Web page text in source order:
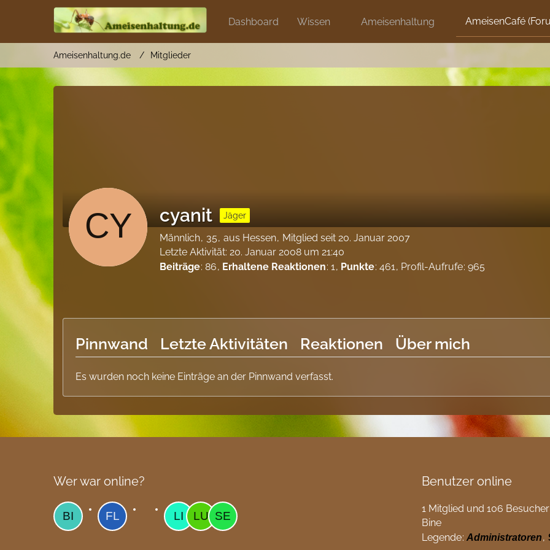
Dashboard Wissen Ameisenhaltung AmeisenCafé
Ameisenhaltung.de Mitglieder
cyanit Jäger
Männlich 35 aus Hessen Mitglied seit 20. Januar 2007
Letzte Aktivität:20. Januar 2008 um 21:40
Beiträge 86 Erhaltene Reaktionen 1 Punkte 461 Profil-Aufrufe 965
Pinnwand Letzte Aktivitäten Reaktionen Über mich
Es wurden noch keine Einträge an der Pinnwand verfasst.
Wer war online? Benutzer online
1 Mitglied und 106 Besucher
Bine
Legende Administratoren